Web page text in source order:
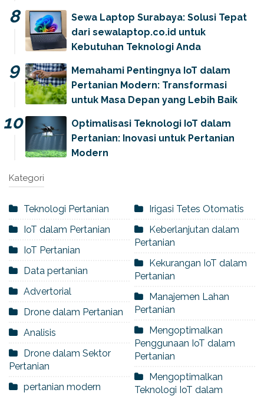
Sewa Laptop Surabaya: Solusi Tepat
dari sewalaptop.co.id untuk
Kebutuhan Teknologi Anda
Memahami Pentingnya IoT dalam
Pertanian Modern: Transformasi
untuk Masa Depan yang Lebih Baik
Optimalisasi Teknologi IoT dalam
Pertanian: Inovasi untuk Pertanian
Modern
Kategori
Teknologi Pertanian
IoT dalam Pertanian
IoT Pertanian
Data pertanian
Advertorial
Drone dalam Pertanian
Analisis
Drone dalam Sektor
Pertanian
pertanian modern
Irigasi Tetes Otomatis
Keberlanjutan dalam
Pertanian
Kekurangan IoT dalam
Pertanian
Manajemen Lahan
Pertanian
Mengoptimalkan
Penggunaan IoT dalam
Pertanian
Mengoptimalkan
Teknologi IoT dalam